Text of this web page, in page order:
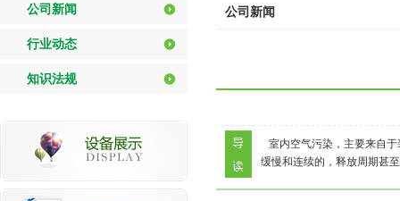
公司新闻
行业动态
知识法规
公司新闻
室内空气污染，主要来自
缓慢和连续的，释放周期甚